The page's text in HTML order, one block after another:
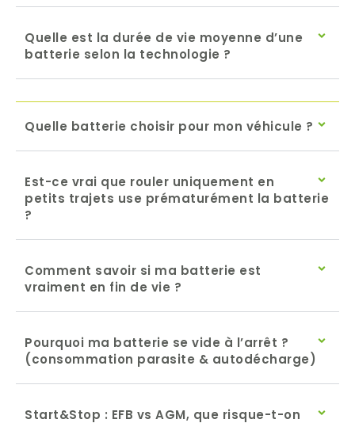
Quelle est la durée de vie moyenne d’une
batterie selon la technologie ?
Quelle batterie choisir pour mon véhicule ?
Est-ce vrai que rouler uniquement en
petits trajets use prématurément la batterie
?
Comment savoir si ma batterie est
vraiment en fin de vie ?
Pourquoi ma batterie se vide à l’arrêt ?
(consommation parasite & autodécharge)
Start&Stop : EFB vs AGM, que risque-t-on